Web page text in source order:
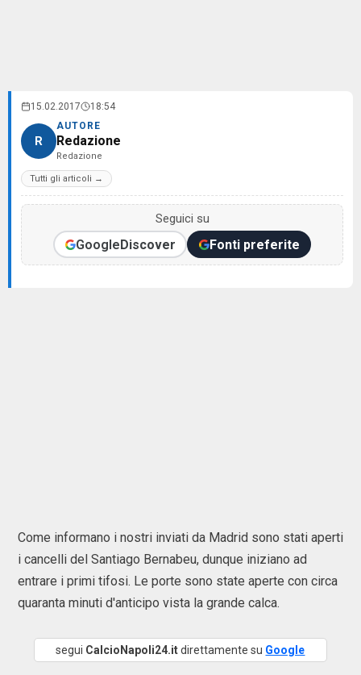
15.02.2017 18:54
R
AUTORE
Redazione
Redazione
Tutti gli articoli →
Seguici su
GoogleDiscover Fonti preferite
Come informano i nostri inviati da Madrid sono stati aperti
i cancelli del Santiago Bernabeu, dunque iniziano ad
entrare i primi tifosi. Le porte sono state aperte con circa
quaranta minuti d'anticipo vista la grande calca.
segui CalcioNapoli24.itdirettamente su Google